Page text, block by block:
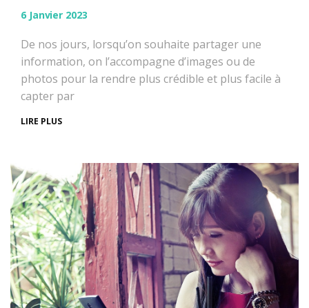
6 Janvier 2023
De nos jours, lorsqu’on souhaite partager une
information, on l’accompagne d’images ou de
photos pour la rendre plus crédible et plus facile à
capter par
LIRE PLUS